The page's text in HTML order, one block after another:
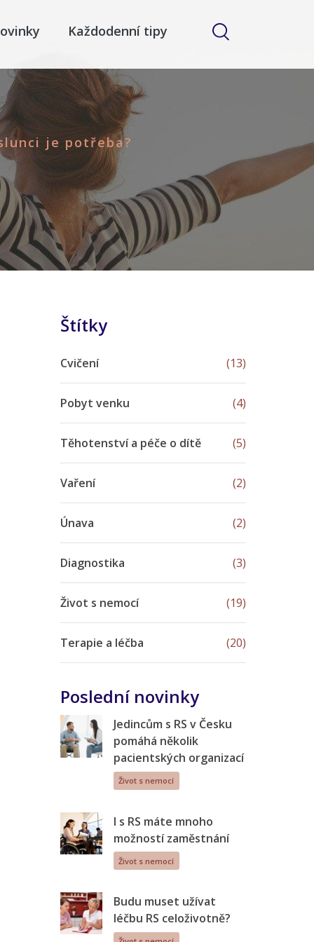
Každodenní tipy
je potřeba?
Štítky
Cvičení (13)
Pobyt venku (4)
Těhotenství a péče o dítě (5)
Vaření (2)
Únava (2)
Diagnostika (3)
Život s nemocí (19)
Terapie a léčba (20)
Poslední novinky
Jedincům s RS v Česku
pomáhá několik
pacientských organizací
Život s nemocí
I s RS máte mnoho
možností zaměstnání
Život s nemocí
Budu muset užívat
léčbu RS celoživotně?